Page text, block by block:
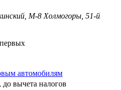
М-8 Холмогоры, 51-й
автомобилям
до вычета налогов